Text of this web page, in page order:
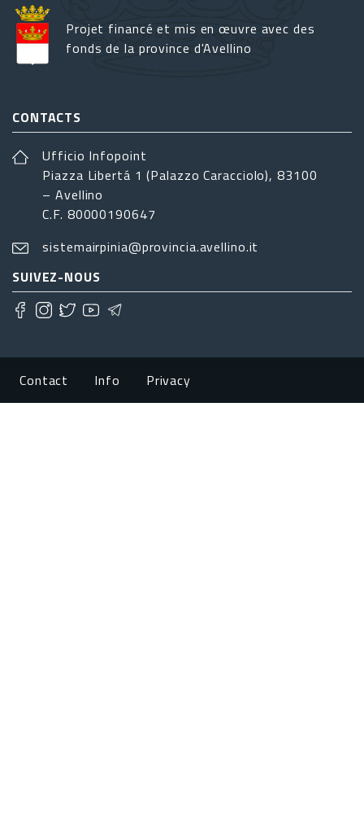
Projet financé et mis en œuvre avec des
fonds de la province d'Avellino
CONTACTS
Ufficio Infopoint
Piazza Libertá 1 (Palazzo Caracciolo), 83100
– Avellino
C.F. 80000190647
sistemairpinia@provincia.avellino.it
SUIVEZ-NOUS
Footer menu
Contact Info Privacy